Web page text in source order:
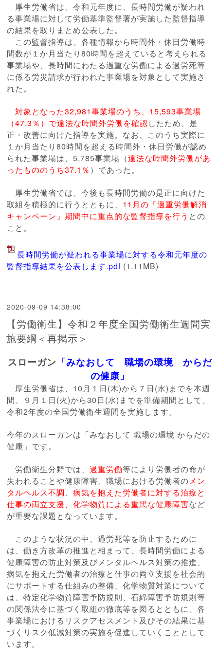
厚生労働省は、令和元年度に、長時間労働が疑われ
る事業場に対して労働基準監督署が実施した監督指導
の結果を取りまとめ公表した。
この監督指導は、各種情報から時間外・休日労働時
間数が１か月当たり80時間を超えていると考えられる
事業場や、長時間にわたる過重な労働による過労死等
に係る労災請求が行われた事業場を対象として実施さ
れた。
対象となった32,981事業場のうち、15,593事業場
（47.3％）で違法な時間外労働を確認したため、是
正・改善に向けた指導を実施。なお、このうち実際に
１か月当たり80時間を超える時間外・休日労働が認め
られた事業場は、5,785事業場（違法な時間外労働があ
ったもののうち37.1％ ）であった。
厚生労働省では、今後も長時間労働の是正に向けた
取組を積極的に行うとともに、 11月の「過重労働解消
キャンペーン」期間中に重点的な監督指導を行う との
こと。
長時間労働が疑われる事業場に対する令和元年度の
監督指導結果を公表します.pdf (1.11MB)
2020-09-09 14:38:00
【労働衛生】令和２年度全国労働衛生週間実
施要綱＜再掲示＞
スローガン 「みなおして 職場の環境 からだ
の健康」
厚生労働省は、10月１日(木)から７日(水)までを本週
間、９月１日(火)から30日(水)までを準備期間として、
令和2年度の全国労働衛生週間を実施します。
今年のスローガンは「みなおして 職場の環境 からだの
健康」です。
労働衛生分野では、過重労働等により労働者の命が
失われることや健康障害、職場における労働者のメン
タルヘルス不調、病気を抱えた労働者に対する治療と
仕事の両立支援、化学物質による重篤な健康障害など
が重要な課題となっています。
このような状況の中、過労死等を防止するために
は、働き方改革の推進と相まって、長時間労働による
健康障害の防止対策及びメンタルヘルス対策の推進、
病気を抱えた労働者の治療と仕事の両立支援を社会的
にサポートする仕組みの整備、化学物質対策について
は、特定化学物質障害予防規則、石綿障害予防規則等
の関係法令に基づく取組の徹底等を図るとともに、各
事業場におけるリスクアセスメント及びその結果に基
づくリスク低減対策の実施を促進していくこととして
います。